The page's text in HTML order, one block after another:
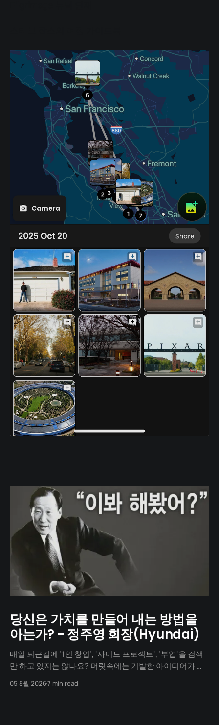
당신은 가치를 만들어 내는 방법을
아는가? - 정주영 회장(Hyundai)
매일 퇴근길에 '1인 창업', '사이드 프로젝트', '부업'을 검색
만 하고 있지는 않나요? 머릿속에는 기발한 아이디어가 넘
없지 않나요? "아직 기획이 덜 돼서", "개발을 할 줄 몰라서",
05 8월 20267 min read